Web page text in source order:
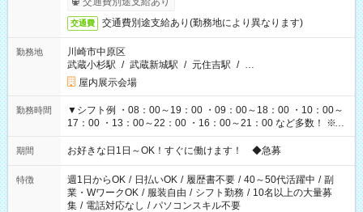
交通費 交通費別途支給あり(勤務地により異なります)
勤務地
川崎市中原区
武蔵小杉駅 / 武蔵新城駅 / 元住吉駅 / …
屋内展示会場
勤務時間
▼シフト例 ・08：00～19：00 ・09：00～18：00 ・10：00～
17：00 ・13：00～22：00 ・16：00～21：00 など多数！ ※お
仕事により勤務時間が異なります
期間 お好きな日1日～OK！すぐに働けます！ ◆急募
特徴 週1日からOK / 日払いOK / 履歴書不要 / 40～50代活躍中 / 副
業・WワークOK / 服装自由 / シフト勤務 / 10名以上の大量募
集 / 電話対応なし / パソコンスキル不要